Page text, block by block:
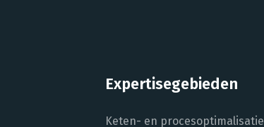
Expertisegebieden
Keten- en procesoptimalisatie